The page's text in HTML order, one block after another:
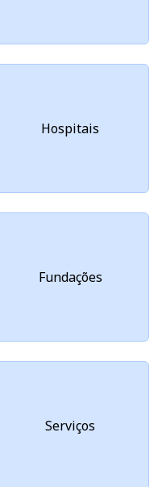
Hospitais
Fundações
Serviços